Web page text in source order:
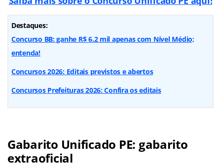
Destaques:
Concurso BB: ganhe R$ 6.2 mil apenas com Nível Médio;
entenda!
Concursos 2026: Editais previstos e abertos
Concursos Prefeituras 2026: Confira os editais
Gabarito Unificado PE: gabarito
extraoficial